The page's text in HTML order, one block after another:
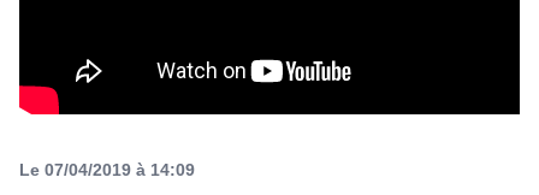
Le 07/04/2019 à 14:09